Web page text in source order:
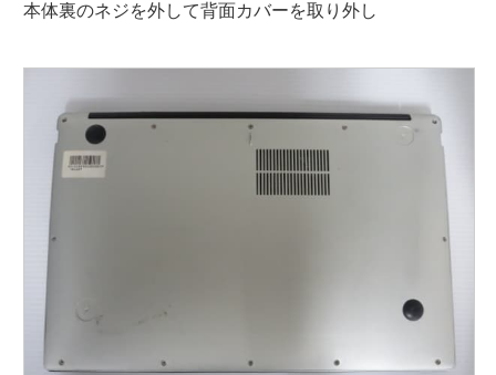
本体裏のネジを外して背面カバーを取り外し